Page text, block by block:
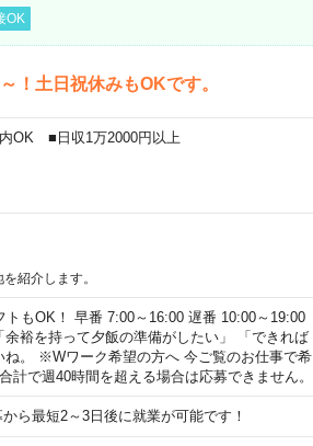
OK
土日祝休みもOKです。
OK ■日収1万2000円以上
紹介します。
もOK！ 早番 7:00～16:00 遅番 10:00～19:00
裕を持って夕飯の準備がしたい」 「できれば
。 ※Wワーク希望の方へ 今ご覧のお仕事で希
で週40時間を超える場合は応募できません。
ら最短2～3日後に就業が可能です！